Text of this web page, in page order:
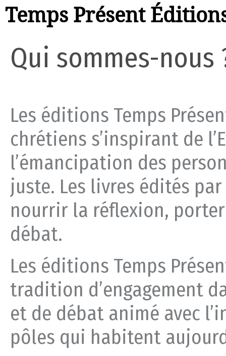
Temps Présent
Qui sommes-nous
Les éditions Temps
chrétiens s’inspirant de
l’émancipation des
juste. Les livres édités
nourrir la réflexion,
débat.
Les éditions Temps
tradition d’engagement
et de débat animé avec
pôles qui habitent